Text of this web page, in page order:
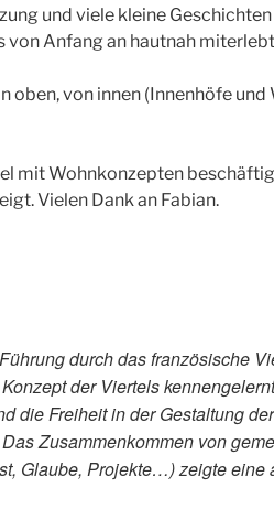
und viele kleine
Anfang an hautnah
oben, von innen (Innenhöfe
mit Wohnkonzepten
Vielen Dank an Fabian.
durch das französische
der Viertels
die Freiheit in der Gestaltung
Zusammenkommen von
Glaube, Projekte…) zeigte